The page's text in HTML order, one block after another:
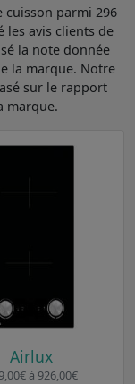
cuisson parmi 296
les avis clients de
la note donnée
la marque. Notre
sur le rapport
marque.
Airlux
à 926,00€